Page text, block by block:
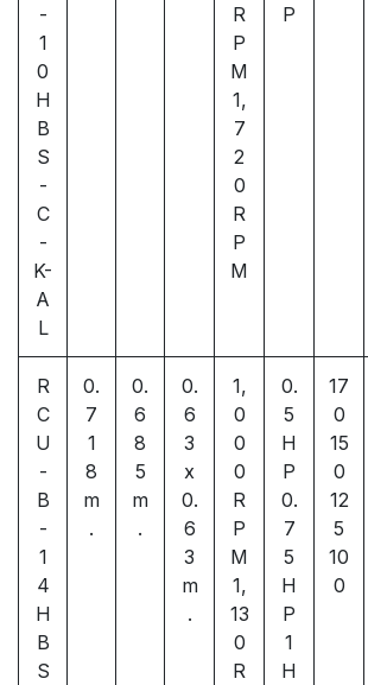
-
1
0
H
B
S
-
C
-
K-
A
L
R
P
M
1,
7
2
0
R
P
M
P
R
C
U
-
B
-
1
4
H
B
S
0.
7
1
8
m
.
0.
6
8
5
m
.
0.
6
3
x
0.
6
3
m
.
1,
0
0
0
R
P
M
1,
13
0
R
0.
5
H
P
0.
7
5
H
P
1
H
17
0
15
0
12
5
10
0